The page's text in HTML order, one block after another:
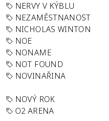
NERVY V KÝBLU
NEZAMĚSTNANOST
NICHOLAS WINTON
NOE
NONAME
NOT FOUND
NOVINAŘINA
NOVÝ ROK
O2 ARENA